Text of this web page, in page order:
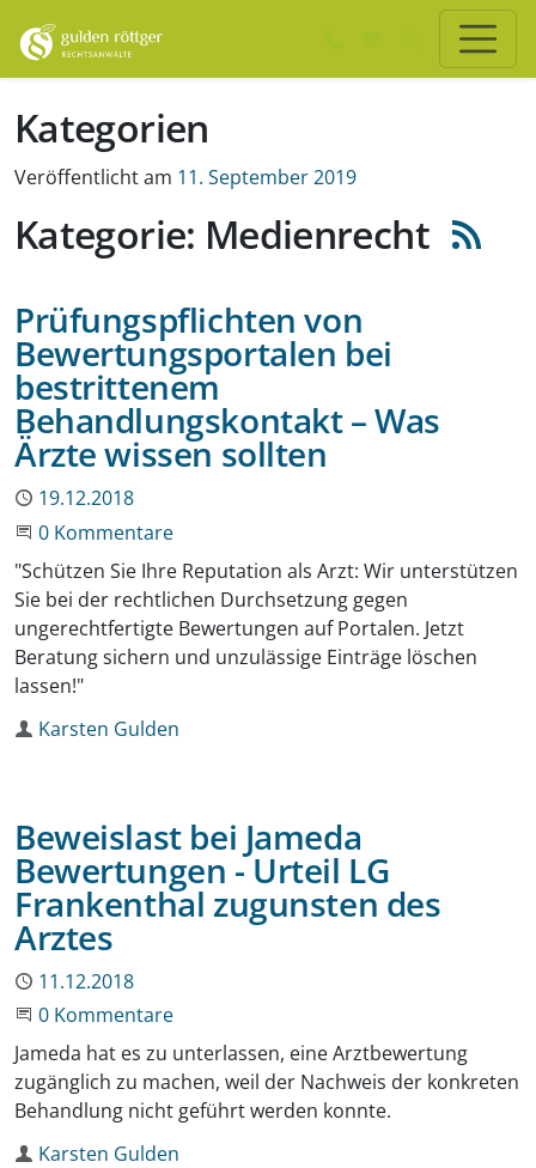
Kategorien
Veröffentlicht am 11. September 2019
Kategorie: Medienrecht
Prüfungspflichten von
Bewertungsportalen bei
bestrittenem
Behandlungskontakt – Was
Ärzte wissen sollten
Publiziert
19.12.2018
Beginne eine Unterhaltung
0 Kommentare
"Schützen Sie Ihre Reputation als Arzt: Wir unterstützen
Sie bei der rechtlichen Durchsetzung gegen
ungerechtfertigte Bewertungen auf Portalen. Jetzt
Beratung sichern und unzulässige Einträge löschen
lassen!"
Autor
Karsten Gulden
Beweislast bei Jameda
Bewertungen - Urteil LG
Frankenthal zugunsten des
Arztes
Publiziert
11.12.2018
Beginne eine Unterhaltung
0 Kommentare
Jameda hat es zu unterlassen, eine Arztbewertung
zugänglich zu machen, weil der Nachweis der konkreten
Behandlung nicht geführt werden konnte.
Autor
Karsten Gulden